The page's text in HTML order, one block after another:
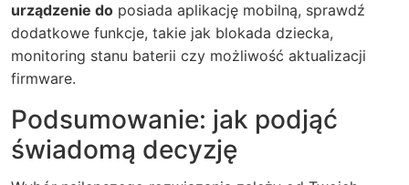
urządzenie do posiada aplikację mobilną, sprawdź
dodatkowe funkcje, takie jak blokada dziecka,
monitoring stanu baterii czy możliwość aktualizacji
firmware.
Podsumowanie: jak podjąć
świadomą decyzję